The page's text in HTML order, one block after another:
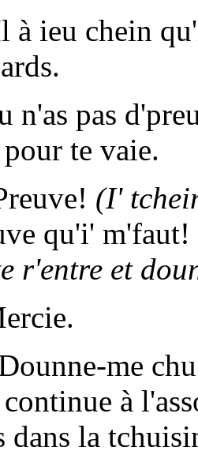
chein qu'il
pas
te vaie.
(I'
qu'i' m'faut!
et
me chu
à
dans la